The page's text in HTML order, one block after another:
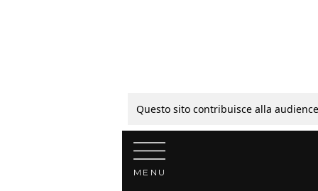
Questo sito contribuisce alla
Vai al contenuto
MENU